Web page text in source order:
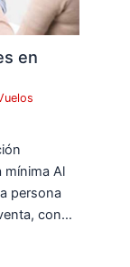
en
mínima Al
persona
con…